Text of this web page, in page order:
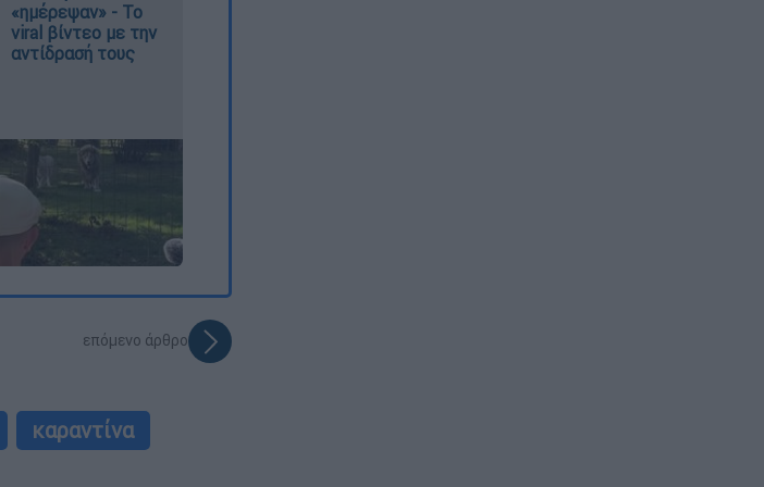
«ημέρεψαν» - Το
viral βίντεο με την
αντίδρασή τους
επόμενο άρθρο
καραντίνα